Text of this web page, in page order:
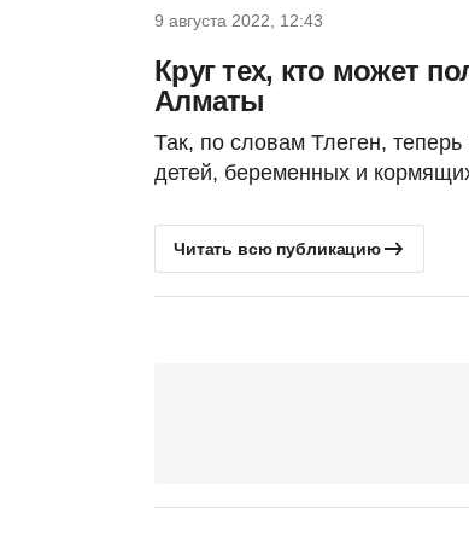
9 августа 2022, 12:43
Круг тех, кто может
Алматы
Так, по словам Тлеген,
детей, беременных и
Читать всю публикацию